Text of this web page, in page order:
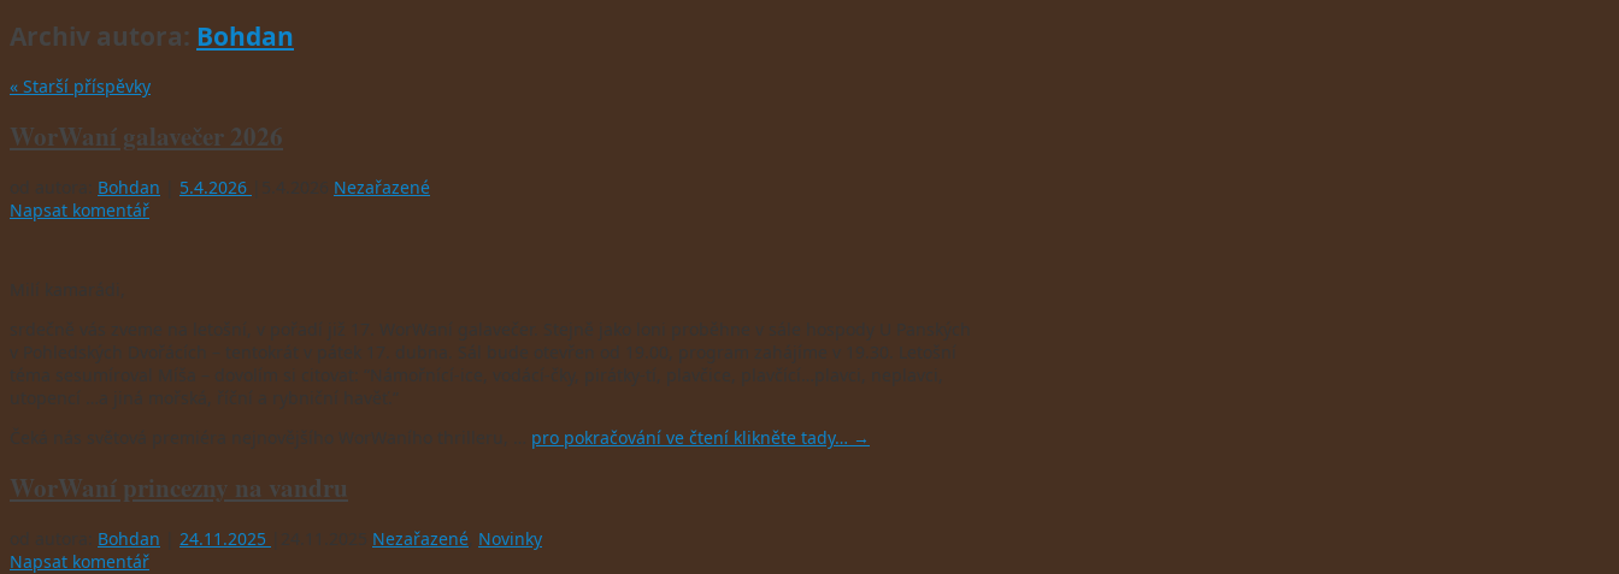
Archiv autora: Bohdan
« Starší příspěvky
WorWaní galavečer 2026
Bohdan 5.4.2026
Nezařazené
Napsat komentář
pro pokračování ve čtení klikněte tady… →
WorWaní princezny na vandru
Bohdan 24.11.2025 Nezařazené Novinky
Napsat komentář